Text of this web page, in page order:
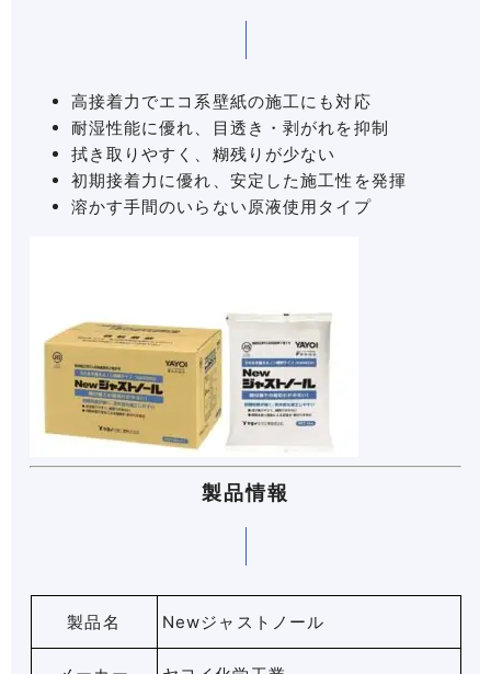
高接着力でエコ系壁紙の施工にも対応
耐湿性能に優れ、目透き・剥がれを抑制
拭き取りやすく、糊残りが少ない
初期接着力に優れ、安定した施工性を発揮
溶かす手間のいらない原液使用タイプ
製品情報
製品名 Newジャストノール